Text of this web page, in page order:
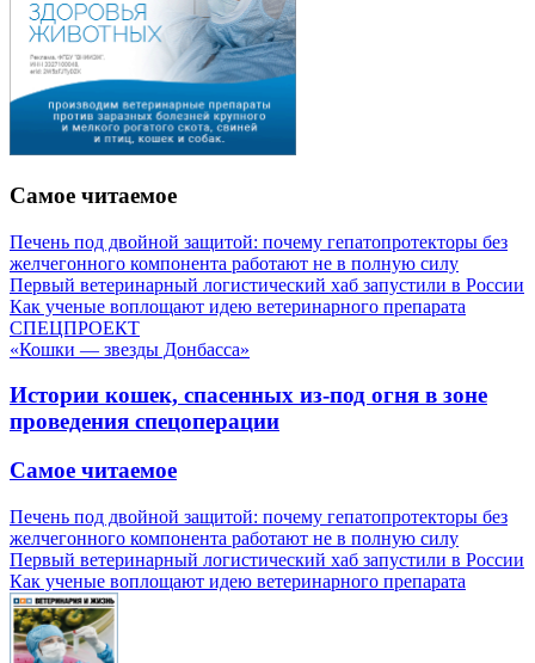
Самое читаемое
Печень под двойной защитой: почему гепатопротекторы без
желчегонного компонента работают не в полную силу
Первый ветеринарный логистический хаб запустили в России
Как ученые воплощают идею ветеринарного препарата
СПЕЦПРОЕКТ
«Кошки — звезды Донбасса»
Истории кошек, спасенных из-под огня в зоне
проведения спецоперации
Самое читаемое
Печень под двойной защитой: почему гепатопротекторы без
желчегонного компонента работают не в полную силу
Первый ветеринарный логистический хаб запустили в России
Как ученые воплощают идею ветеринарного препарата